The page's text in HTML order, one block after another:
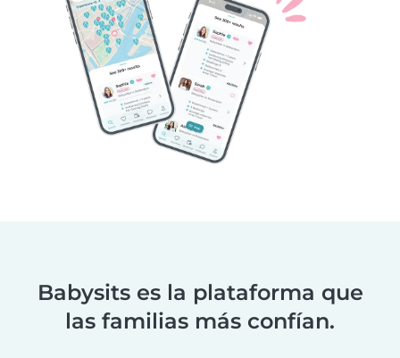
Babysits es la plataforma que
las familias más confían.